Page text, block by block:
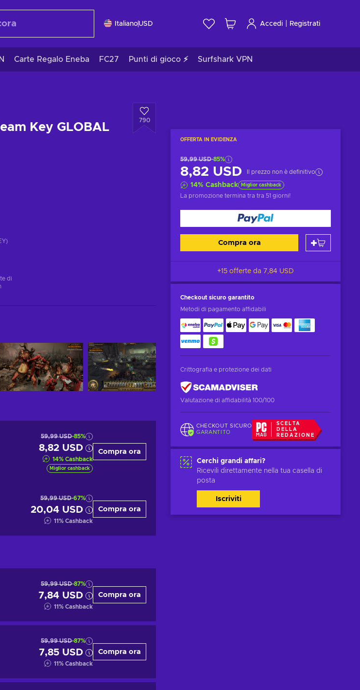
ItalianoUSD Accedi Registrati
Carte Regalo Eneba FC27 Punti di gioco ⚡ Surfshark VPN
Key GLOBAL
790
OFFERTA IN EVIDENZA
59,99 USD-85%
8,82 USD Il prezzo non è definitivo
14% Cashback Miglior cashback
La promozione termina tra tra 51 giorni!
Compra ora
+15 offerte da 7,84 USD
Checkout sicuro garantito
Metodi di pagamento affidabili
Crittografia e protezione dei dati
Valutazione di affidabilità 100/100
CHECKOUT SICURO
GARANTITO
SCELTA
DELLA
REDAZIONE
Cerchi grandi affari?
Ricevili direttamente nella tua casella di
posta
Iscriviti
di
59,99 USD-85%
8,82 USD
14% Cashback
Miglior cashback
Compra ora
59,99 USD-67%
20,04 USD
11% Cashback
Compra ora
59,99 USD-87%
7,84 USD
11% Cashback
Compra ora
59,99 USD-87%
7,85 USD
11% Cashback
Compra ora